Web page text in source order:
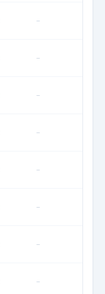
–
–
–
–
–
–
–
–